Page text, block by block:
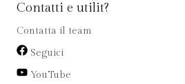
Contatti e utilit?
Contatta il team
Seguici
YouTube